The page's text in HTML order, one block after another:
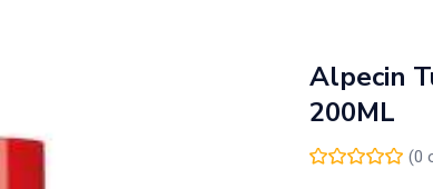
Alpecin
200ML
(0